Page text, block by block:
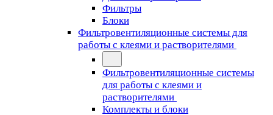
Фильтры
Блоки
Фильтровентиляционные системы для
работы с клеями и растворителями
Фильтровентиляционные системы
для работы с клеями и
растворителями
Комплекты и блоки